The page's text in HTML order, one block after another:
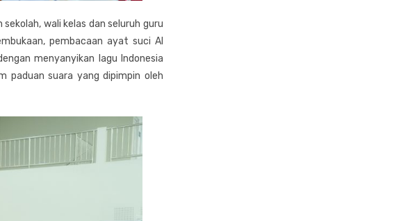
wali kelas dan seluruh guru
pembacaan ayat suci Al
menyanyikan lagu Indonesia
paduan suara yang dipimpin oleh